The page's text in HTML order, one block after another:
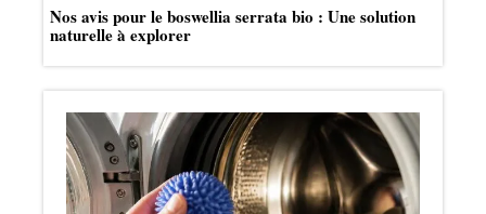
Nos avis pour le boswellia serrata bio : Une solution
naturelle à explorer